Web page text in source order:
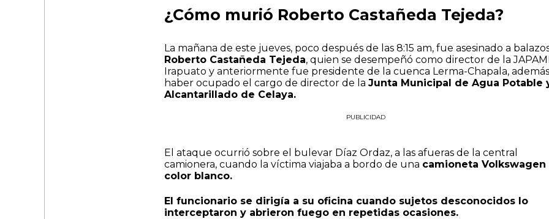
¿Cómo murió Roberto Castañeda Tejeda?
La mañana de este jueves, poco después de las 8:15 am, fue asesinado a
Roberto Castañeda Tejeda, quien se desempeñó como director de la
Irapuato y anteriormente fue presidente de la cuenca Lerma-Chapala,
haber ocupado el cargo de director de la Junta Municipal de Agua Potable
Alcantarillado de Celaya.
PUBLICIDAD
El ataque ocurrió sobre el bulevar Díaz Ordaz, a las afueras de la central
camionera, cuando la víctima viajaba a bordo de una camioneta Volkswagen
color blanco.
El funcionario se dirigía a su oficina cuando sujetos desconocidos lo
interceptaron y abrieron fuego en repetidas ocasiones.